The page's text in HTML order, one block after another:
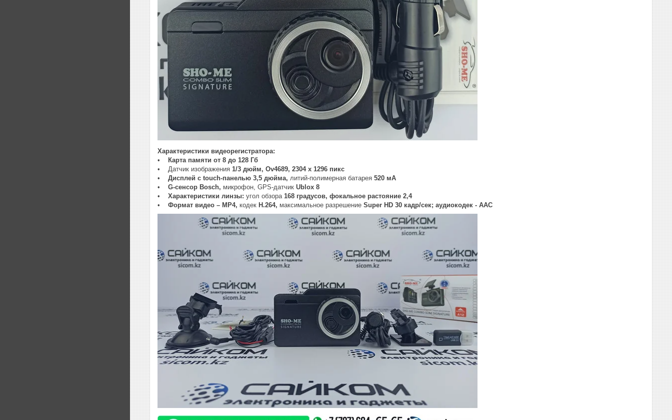
Характеристики видеорегистратора:
•
Карта памяти от 8 до 128 Гб
• Датчик изображения 1/3 дюйм, Ov4689, 2304 х 1296 пикс
• Дисплей с touch-панелью 3,5 дюйма, литий-полимерная батарея 520 мА
•
G-сенсор Bosch, микрофон, GPS-датчик Ublox 8
•
Характеристики линзы: угол обзора 168 градусов, фокальное растояние 2,4
• Формат видео – MP4, кодек Н.264, максимальное разрешение Super HD 30 кадр/сек; аудиокодек - ААС